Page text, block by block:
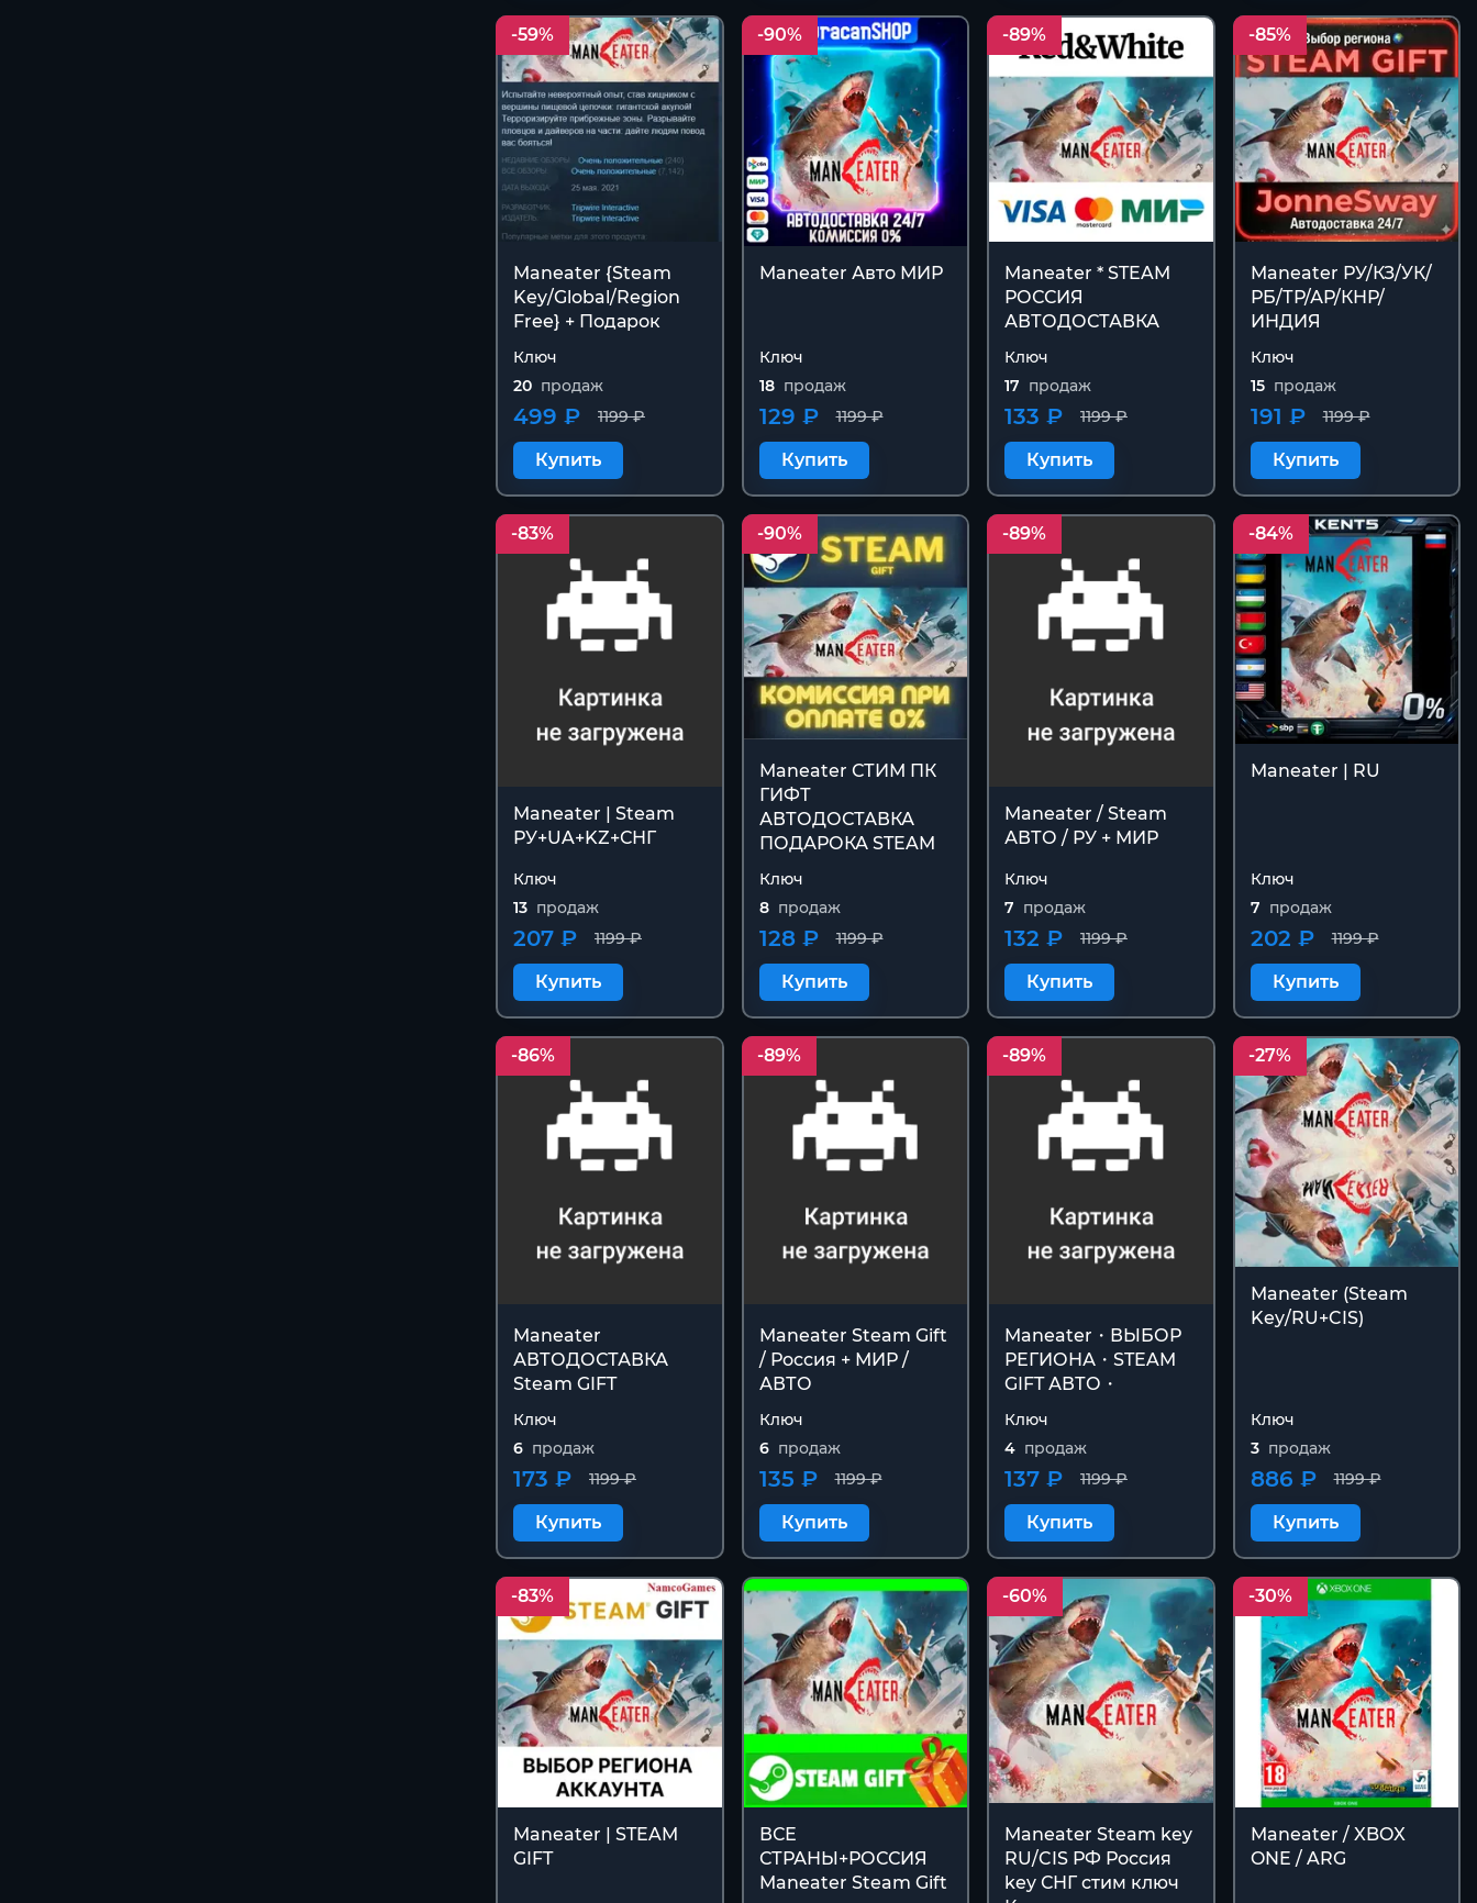
-59%
Maneater {Steam
Key/Global/Region
Free} + Подарок
Ключ
20 продаж
1199 ₽
499 ₽
Купить
-90%
Maneater Авто МИР
Ключ
18 продаж
1199 ₽
129 ₽
Купить
-89%
Maneater * STEAM
РОССИЯ
АВТОДОСТАВКА
Ключ
17 продаж
1199 ₽
133 ₽
Купить
-85%
Maneater РУ/КЗ/УК/
РБ/ТР/АР/КНР/
ИНДИЯ
Ключ
15 продаж
1199 ₽
191 ₽
Купить
-83%
Maneater | Steam
РУ+UA+KZ+СНГ
Ключ
13 продаж
1199 ₽
207 ₽
Купить
-90%
Maneater СТИМ ПК
ГИФТ
АВТОДОСТАВКА
ПОДАРОКА STEAM
Ключ
8 продаж
1199 ₽
128 ₽
Купить
-89%
Maneater / Steam
АВТО / РУ + МИР
Ключ
7 продаж
1199 ₽
132 ₽
Купить
-84%
Maneater | RU
Ключ
7 продаж
1199 ₽
202 ₽
Купить
-86%
Maneater
АВТОДОСТАВКА
Steam GIFT
Ключ
6 продаж
1199 ₽
173 ₽
Купить
-89%
Maneater Steam Gift
/ Россия + МИР /
АВТО
Ключ
6 продаж
1199 ₽
135 ₽
Купить
-89%
Maneater・ВЫБОР
РЕГИОНА・STEAM
GIFT АВТО・
Ключ
4 продаж
1199 ₽
137 ₽
Купить
-27%
Maneater (Steam
Key/RU+CIS)
Ключ
3 продаж
1199 ₽
886 ₽
Купить
-83%
Maneater | STEAM
GIFT
ВСЕ
СТРАНЫ+РОССИЯ
Maneater Steam Gift
-60%
Maneater Steam key
RU/CIS РФ Россия
key СНГ стим ключ
-30%
Maneater / XBOX
ONE / ARG